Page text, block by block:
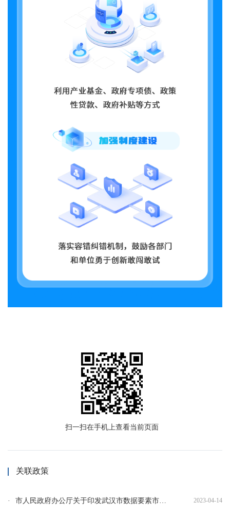
扫一扫在手机上查看当前页面
关联政策
市人民政府办公厅关于印发武汉市数据要素市场化配置改革三年行动计划（2023—2025年）的通知 2023-04-14